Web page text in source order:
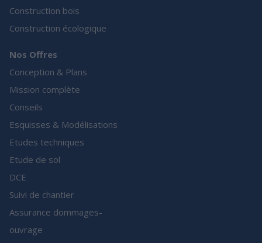
Construction bois
Construction écologique
Nos Offres
Conception & Plans
Mission complète
Conseils
Esquisses & Modélisations
Etudes techniques
Etude de sol
DCE
Suivi de chantier
Assurance dommages-
ouvrage